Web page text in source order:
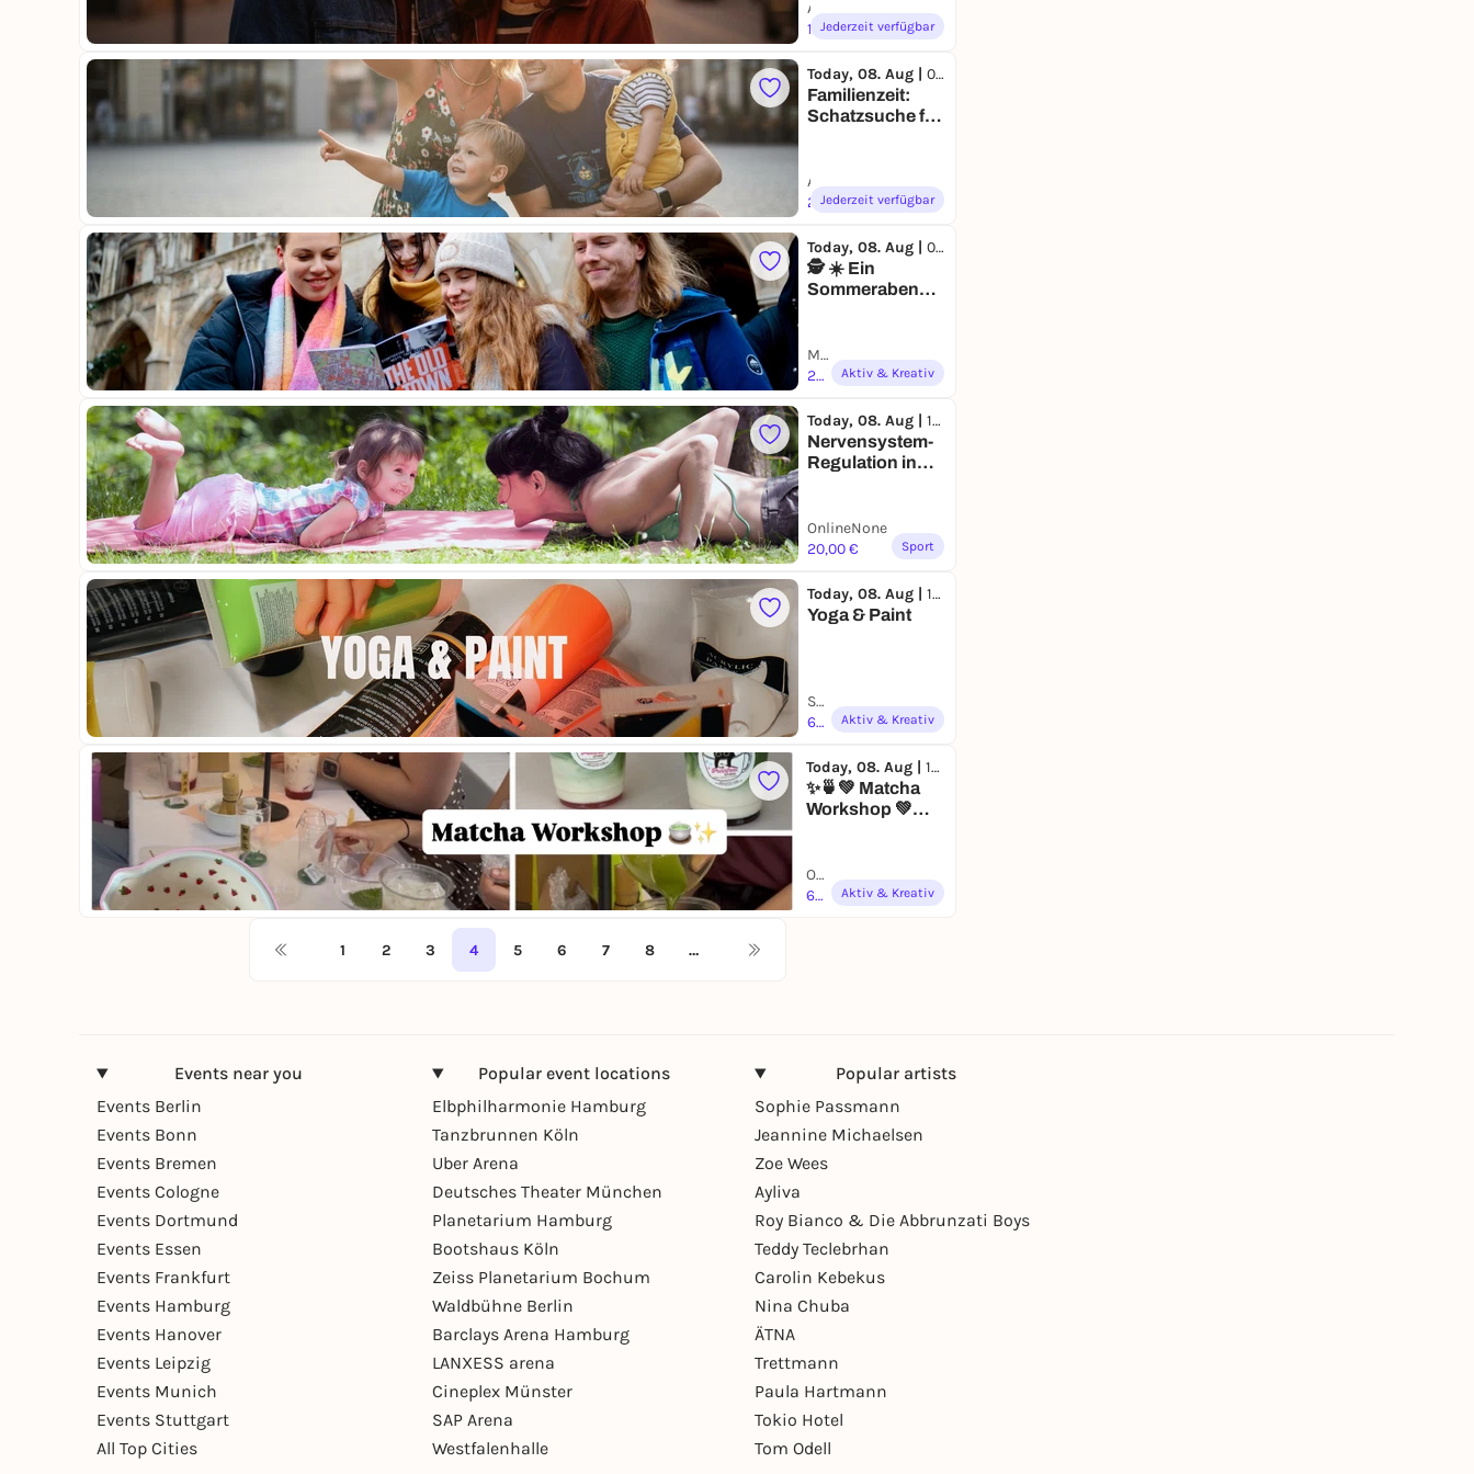
für 2
19,99 €Jederzeit verfügbar
Today, 08. Aug | 09:00
Familienzeit:
Schatzsuche für
24,99 to 25,00 €Jederzeit verfügbar
Today, 08. Aug | 09:30
🕵️ ☀️ Ein
Sommerabend
Gemeinsam
zurück ins Jahr
Marienplatz | München
29,95 €
Aktiv & Kreativ
Today, 08. Aug | 10:00
Nervensystem-
Regulation in
OnlineNone
20,00 €
Sport
Today, 08. Aug | 10:00
Yoga & Paint
Seven | Braunschweig
69,00 to 85,00 €
Aktiv & Kreativ
Today, 08. Aug | 10:00
✨🍵💚 Matcha
Workshop 💚🍵✨
Matcha I
Mocktails I
OGM Loft | München
64,09 to 74,69 €
Aktiv & Kreativ
1 2 3 4 5 6 7 8 …
Events near you
Events Berlin
Events Bonn
Events Bremen
Events Cologne
Events Dortmund
Events Essen
Events Frankfurt
Events Hamburg
Events Hanover
Events Leipzig
Events Munich
Events Stuttgart
All Top Cities
Popular event locations
Elbphilharmonie Hamburg
Tanzbrunnen Köln
Uber Arena
Deutsches Theater München
Planetarium Hamburg
Bootshaus Köln
Zeiss Planetarium Bochum
Waldbühne Berlin
Barclays Arena Hamburg
LANXESS arena
Cineplex Münster
SAP Arena
Westfalenhalle
Popular artists
Sophie Passmann
Jeannine Michaelsen
Zoe Wees
Ayliva
Roy Bianco & Die Abbrunzati Boys
Teddy Teclebrhan
Carolin Kebekus
Nina Chuba
ÄTNA
Trettmann
Paula Hartmann
Tokio Hotel
Tom Odell